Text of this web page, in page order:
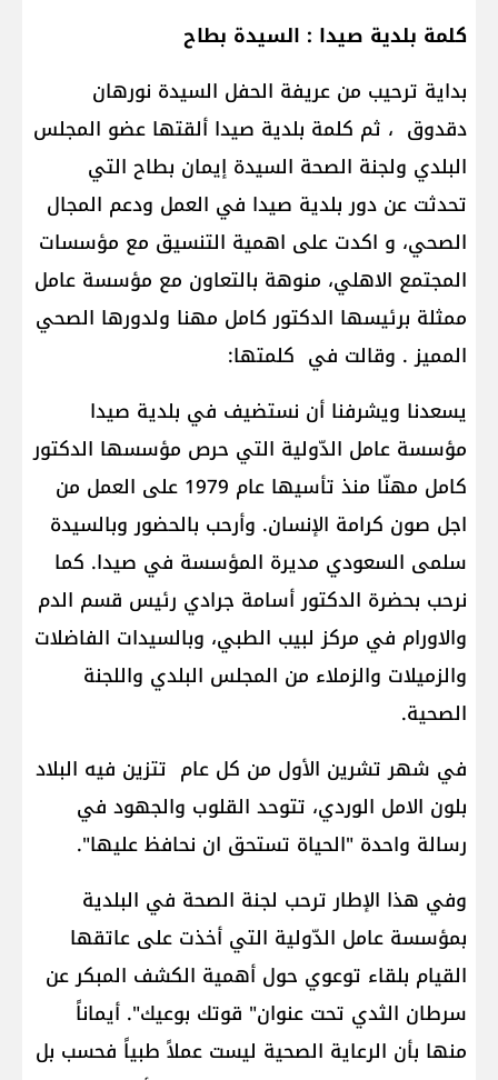
كلمة بلدية صيدا : السيدة بطاح
بداية ترحيب من عريفة الحفل السيدة نورهان
دقدوق ، ثم كلمة بلدية صيدا ألقتها عضو المجلس
البلدي ولجنة الصحة السيدة إيمان بطاح التي
تحدثت عن دور بلدية صيدا في العمل ودعم المجال
الصحي، و اكدت على اهمية التنسيق مع مؤسسات
المجتمع الاهلي، منوهة بالتعاون مع مؤسسة عامل
ممثلة برئيسها الدكتور كامل مهنا ولدورها الصحي
المميز . وقالت في كلمتها:
يسعدنا ويشرفنا أن نستضيف في بلدية صيدا
مؤسسة عامل الدّولية التي حرص مؤسسها الدكتور
كامل مهنّا منذ تأسيها عام 1979 على العمل من
اجل صون كرامة الإنسان. وأرحب بالحضور وبالسيدة
سلمى السعودي مديرة المؤسسة في صيدا. كما
نرحب بحضرة الدكتور أسامة جرادي رئيس قسم الدم
والاورام في مركز لبيب الطبي، وبالسيدات الفاضلات
والزميلات والزملاء من المجلس البلدي واللجنة
الصحية.
في شهر تشرين الأول من كل عام تتزين فيه البلاد
بلون الامل الوردي، تتوحد القلوب والجهود في
رسالة واحدة "الحياة تستحق ان نحافظ عليها".
وفي هذا الإطار ترحب لجنة الصحة في البلدية
بمؤسسة عامل الدّولية التي أخذت على عاتقها
القيام بلقاء توعوي حول أهمية الكشف المبكر عن
سرطان الثدي تحت عنوان" قوتك بوعيك". أيماناً
منها بأن الرعاية الصحية ليست عملاً طبياً فحسب بل